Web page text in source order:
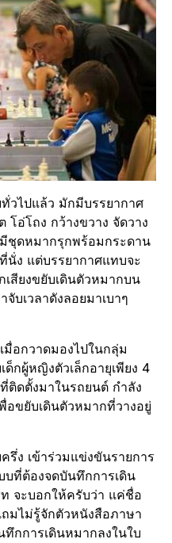
วไปแล้ว มักมีบรรยากาศ
อ่โถง กว้างขวาง จัดวาง
มีชุดหมากรุกพร้อมกระดาน
ง แต่บรรยากาศแทบจะ
เสียงขยับเดินตัวหมากบน
บเวลาดังลอยมาเบาๆ
มื่อกวาดมองไปในกลุ่ม
กผู้หญิงตัวเล็กอายุเพียง 4
ติดตั้งมาในรถยนต์ กำลัง
อขยับเดินตัวหมากที่วางอยู่
รึ่ง เข้าร่วมแข่งขันรายการ
ที่ต้องจดบันทึกการเดิน
จะบอกให้ครับว่า แค่ชื่อ
ถมไม่รู้จักตัวหนังสือภาษา
กการเดินหมากลงในใบ